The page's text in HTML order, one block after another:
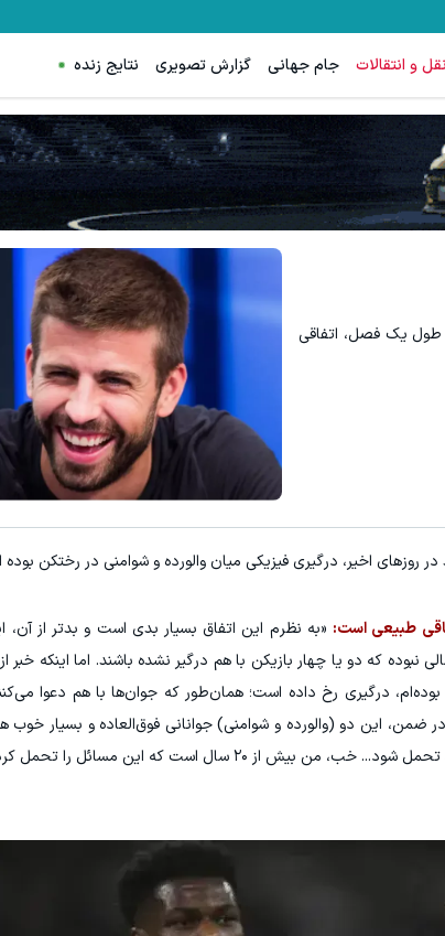
نقل و انتقالات جام جهانی گزارش تصویری نتایج زنده
طول یک فصل، اتفاقی
روزهای اخیر، درگیری فیزیکی میان والورده و شوامنی در رختکن
طبیعی است: «به نظرم این اتفاق بسیار بدی است و بدتر از
هستم و هیچ سالی نبوده که دو یا چهار بازیکن با هم درگیر نشده باشند. اما اینکه
درگیری رخ داده است؛ همان‌طور که جوان‌ها با هم دعوا
این دو (والورده و شوامنی) جوانانی فوق‌العاده و بسیار خوب
می‌گویند این وحشتناک است، این کارِ مادرید را تمام می‌کند و نباید تحمل شود... خب، من بیش از ۲۰ سال است